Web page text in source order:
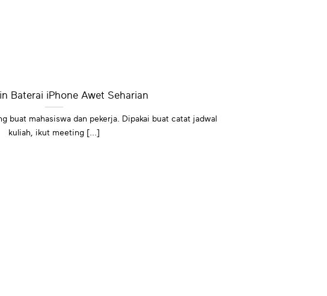
Baterai iPhone Awet Seharian
buat mahasiswa dan pekerja. Dipakai buat catat jadwal
kuliah, ikut meeting [...]